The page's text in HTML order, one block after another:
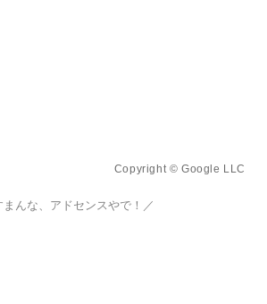
Copyright © Google LLC
まんな、アドセンスやで！／